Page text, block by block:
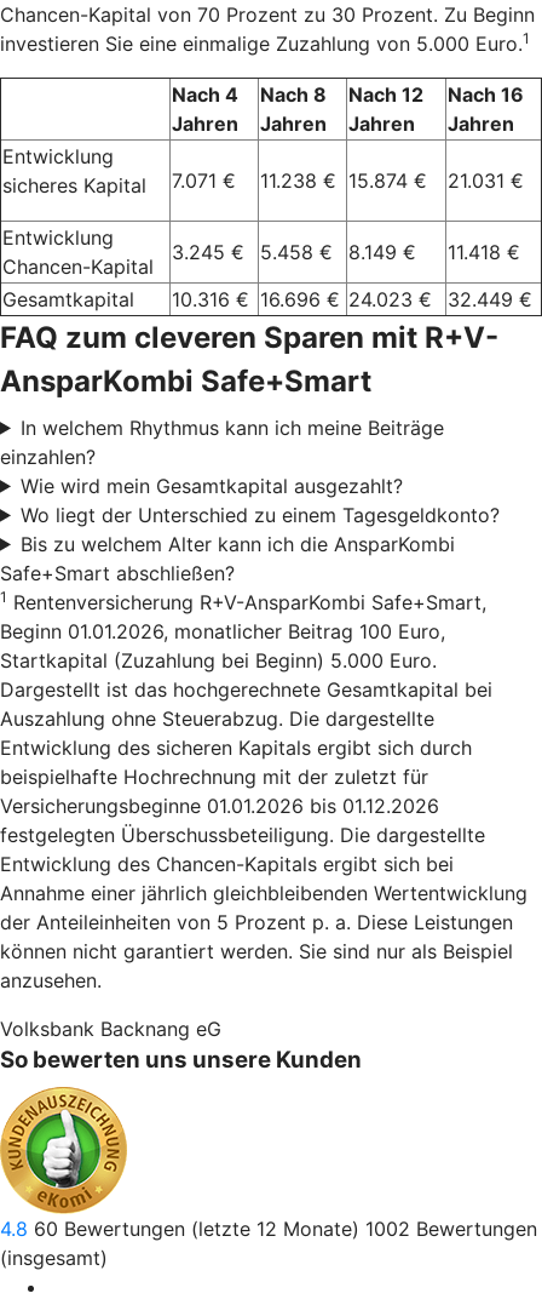
Chancen-Kapital von 70 Prozent zu 30 Prozent. Zu Beginn
investieren Sie eine einmalige Zuzahlung von 5.000 Euro.1
Nach 4
Jahren
Nach 8
Jahren
Nach 12
Jahren
Nach 16
Jahren
Entwicklung
sicheres Kapital
7.071 € 11.238 € 15.874 € 21.031 €
Entwicklung
Chancen-Kapital
3.245 € 5.458 € 8.149 €
11.418 €
Gesamtkapital
10.316 € 16.696 € 24.023 € 32.449 €
FAQ zum cleveren Sparen mit R+V-
AnsparKombi Safe+Smart
In welchem Rhythmus kann ich meine Beiträge
einzahlen?
Wie wird mein Gesamtkapital ausgezahlt?
Wo liegt der Unterschied zu einem Tagesgeldkonto?
Bis zu welchem Alter kann ich die AnsparKombi
Safe+Smart abschließen?
1 Rentenversicherung R+V-AnsparKombi Safe+Smart,
Beginn 01.01.2026, monatlicher Beitrag 100 Euro,
Startkapital (Zuzahlung bei Beginn) 5.000 Euro.
Dargestellt ist das hochgerechnete Gesamtkapital bei
Auszahlung ohne Steuerabzug. Die dargestellte
Entwicklung des sicheren Kapitals ergibt sich durch
beispielhafte Hochrechnung mit der zuletzt für
Versicherungsbeginne 01.01.2026 bis 01.12.2026
festgelegten Überschussbeteiligung. Die dargestellte
Entwicklung des Chancen-Kapitals ergibt sich bei
Annahme einer jährlich gleichbleibenden Wertentwicklung
der Anteileinheiten von 5 Prozent p. a. Diese Leistungen
können nicht garantiert werden. Sie sind nur als Beispiel
anzusehen.
Volksbank Backnang eG
So bewerten uns unsere Kunden
4.8 60 Bewertungen (letzte 12 Monate) 1002 Bewertungen
(insgesamt)